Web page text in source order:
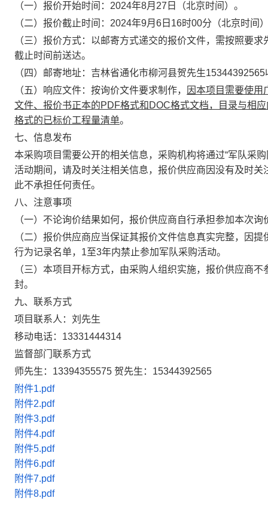
（一）报价开始时间：2024年8月27日（北京时间）。
（二）报价截止时间：2024年9月6日16时00分（北京时间
（三）报价方式：以邮寄方式递交的报价文件，需按照要
截止时间前送达。
（四）邮寄地址：吉林省通化市柳河县贺先生15344392565
（五）响应文件：按询价文件要求制作，
因本项目需要使
文件、报价书正本的PDF格式和DOC格式文档，目录与相
格式的已标价工程量清单。
七、信息发布
本采购项目需要公开的相关信息，采购机构将通过“军队采
活动期间，请及时关注相关信息，报价供应商因没有及时
此不承担任何责任。
八、注意事项
（一）不论询价结果如何，报价供应商自行承担参加本次
（二）报价供应商应当保证其报价文件信息真实完整，因
行为记录名单，1至3年内禁止参加军队采购活动。
（三）本项目开标方式，由采购人组织实施，报价供应商
封。
九、联系方式
项目联系人：刘先生
移动电话：13331444314
监督部门联系方式
师先生：13394355575 贺先生：15344392565
附件1.pdf
附件2.pdf
附件3.pdf
附件4.pdf
附件5.pdf
附件6.pdf
附件7.pdf
附件8.pdf